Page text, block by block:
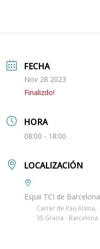
FECHA
Nov 28 2023
Finalizdo!
HORA
08:00 - 18:00
LOCALIZACIÓN
Espai TCI de Barcelona
Carrer de Pau Alsina,
35 Gracia - Barcelona